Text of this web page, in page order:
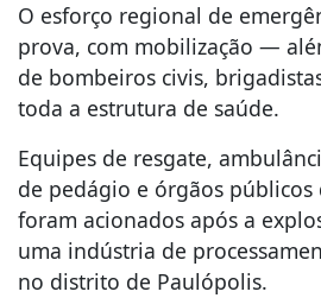
O esforço regional de
prova, com mobilização —
de bombeiros civis,
toda a estrutura de saúde.
Equipes de resgate,
de pedágio e órgãos
foram acionados após a
uma indústria de
no distrito de Paulópolis.